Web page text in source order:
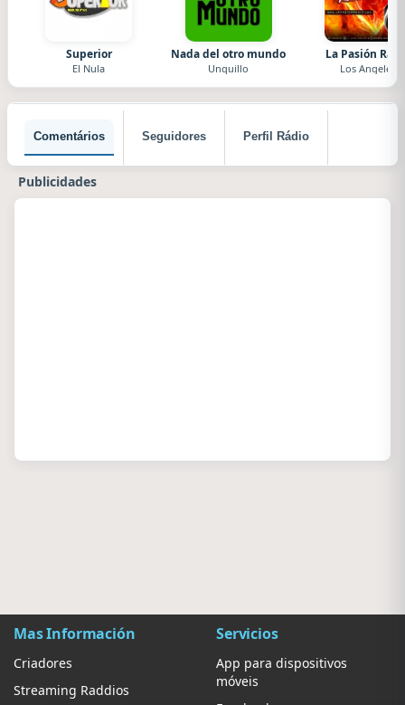
Superior
El Nula
Nada del otro mundo
Unquillo
La Pasión
Los Angeles
Comentários Seguidores Perfil Rádio
Publicidades
Mas Información
Criadores
Streaming Raddios
Servicios
App para dispositivos
móveis